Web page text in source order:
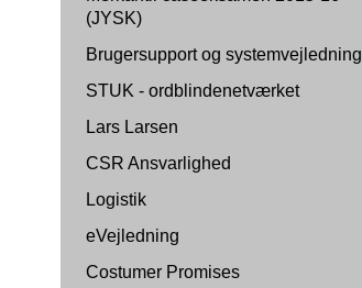
(JYSK)
Brugersupport og systemvejledning
STUK - ordblindenetværket
Lars Larsen
CSR Ansvarlighed
Logistik
eVejledning
Costumer Promises